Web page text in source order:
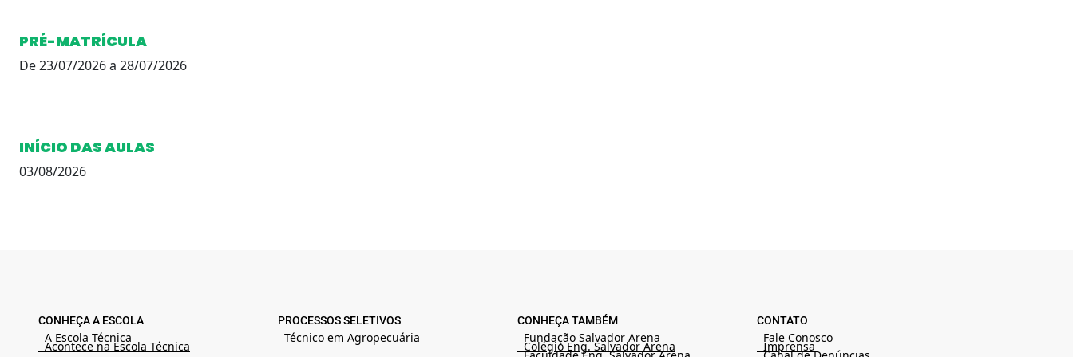
PRÉ-MATRÍCULA
De 23/07/2026 a 28/07/2026
INÍCIO DAS AULAS
03/08/2026
CONHEÇA A ESCOLA
A Escola Técnica
Acontece na Escola Técnica
PROCESSOS SELETIVOS
Técnico em Agropecuária
CONHEÇA TAMBÉM
Fundação Salvador Arena
Colégio Eng. Salvador Arena
CONTATO
Fale Conosco
Imprensa